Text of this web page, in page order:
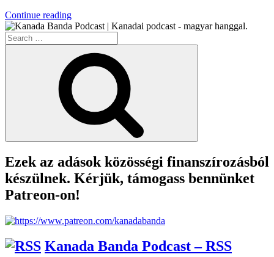
Continue reading“A
Narancssárga
Története”
Search
for:
Ezek az adások közösségi finanszírozásból
készülnek. Kérjük, támogass bennünket
Patreon-on!
Kanada Banda Podcast – RSS